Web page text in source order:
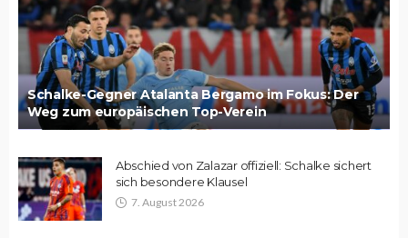
Schalke-Gegner Atalanta Bergamo im Fokus: Der
Weg zum europäischen Top-Verein
Abschied von Zalazar offiziell: Schalke sichert
sich besondere Klausel
7. August 2026